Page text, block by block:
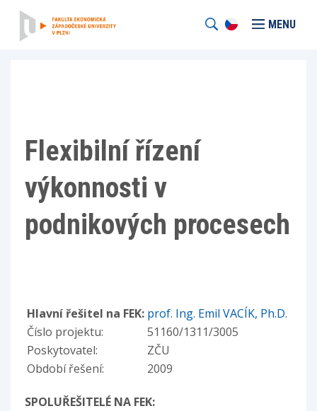
MENU
Flexibilní řízení
výkonnosti v
podnikových procesech
Hlavní řešitel na FEK: prof. Ing. Emil VACÍK, Ph.D.
Číslo projektu:
51160/1311/3005
Poskytovatel:
ZČU
Období řešení:
2009
SPOLUŘEŠITELÉ NA FEK: